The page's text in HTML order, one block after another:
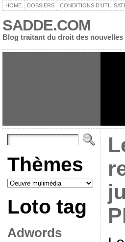
HOME DOSSIERS CONDITIONS
SADDE.COM
Blog traitant du droit des
Thèmes
Loto tag
Adwords